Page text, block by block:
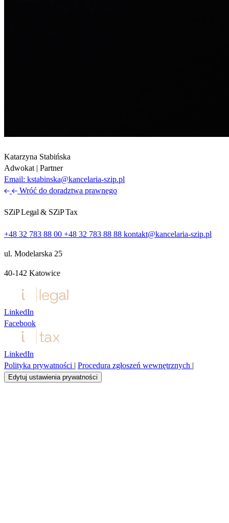
Katarzyna Stabińska
Adwokat | Partner
Email: kstabinska@kancelaria-szip.pl
Wróć do doradztwa prawnego
SZiP Legal & SZiP Tax
+48 32 783 88 00 +48 32 783 88 88 kontakt@kancelaria-szip.pl
ul. Modelarska 25
40‑142 Katowice
LinkedIn
Facebook
LinkedIn
Polityka prywatności | Procedura zgłoszeń wewnętrznych |
Edytuj ustawienia prywatności